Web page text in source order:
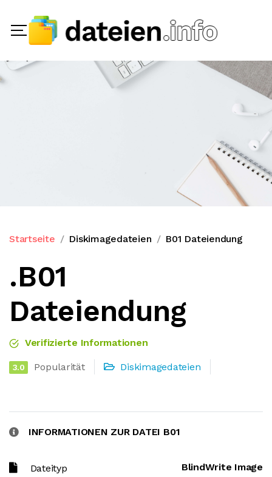
Startseite Diskimagedateien B01 Dateiendung
.B01
Dateiendung
Verifizierte Informationen
3.0 Popularität Diskimagedateien
INFORMATIONEN ZUR DATEI B01
Dateityp BlindWrite Image